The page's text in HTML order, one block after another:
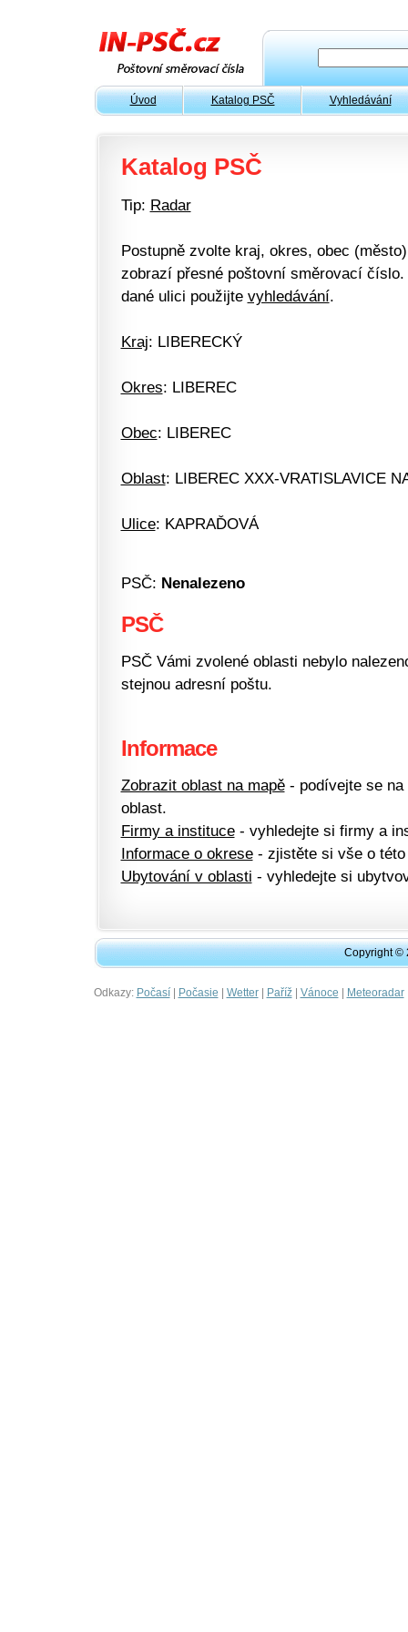
Úvod Katalog PSČ Vyhledávání
Katalog PSČ
Tip: Radar
Postupně zvolte kraj, okres, obec
zobrazí přesné poštovní směrovací
dané ulici použijte vyhledávání.
Kraj: LIBERECKÝ
Okres: LIBEREC
Obec: LIBEREC
Oblast: LIBEREC XXX-VRATISLAVICE
Ulice: KAPRAĎOVÁ
PSČ: Nenalezeno
PSČ
PSČ Vámi zvolené oblasti nebylo
stejnou adresní poštu.
Informace
Zobrazit oblast na mapě- podívejte se na
oblast.
Firmy a instituce- vyhledejte si firmy a
Informace o okrese- zjistěte si vše o této
Ubytování v oblasti - vyhledejte si
Copyright ©
Odkazy: Počasí| Počasie | Wetter| Paříž| Vánoce | Meteoradar